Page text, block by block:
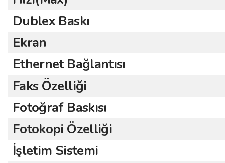
Dublex Baskı
Ekran
Ethernet Bağlantısı
Faks Özelliği
Fotoğraf Baskısı
Fotokopi Özelliği
İşletim Sistemi